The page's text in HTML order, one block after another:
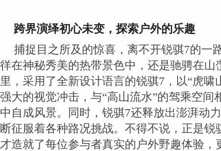
跨界演绎初心未变，探索户外的乐趣
捕捉目之所及的惊喜，离不开锐骐7的一
徉在神秘秀美的热带景色中，还是驰骋在山
里，采用了全新设计语言的锐骐7，以“虎啸
强大的视觉冲击，与“高山流水”的驾乘空间
中自成风景。同时，锐骐7还释放出澎湃动
断征服着各种路况挑战。不得不说，正是锐
才造就了每位参与者真实的户外野趣体验，